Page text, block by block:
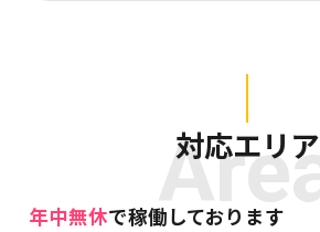
Area
対応エリア
年中無休で稼働しております